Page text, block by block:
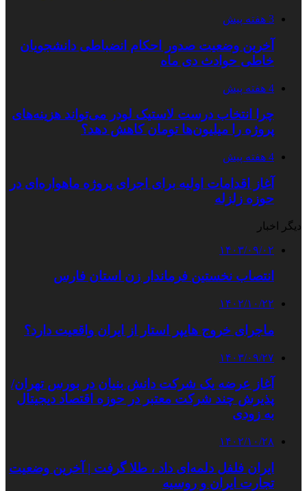
3 هفته پیش
آخرین وضعیت صدور احکام انضباطی دانشجویان
خاطی حوادث دی ماه
4 هفته پیش
چرا انتخاب درست لاستیک لودر می‌تواند هزینه‌های
پروژه را میلیون‌ها تومان کاهش دهد؟
4 هفته پیش
آغاز اقدامات اولیه برای اجرای پروژه ماهواره‌ای در
حوزه زلزله
دیگر اخبار
۱۴۰۳/۰۹/۰۲
انتصاب نخستین فرماندار زن استان فارس
۱۴۰۲/۱۰/۲۲
ماجرای خروج هایپر استار از ایران واقعیت دارد؟
۱۴۰۳/۰۹/۲۷
آغاز عرضه یک شرکت دانش بنیان در بورس تهران/
پذیرش چند شرکت معتبر در حوزه اقتصاد دیجیتال
به زودی
۱۴۰۲/۱۰/۲۸
ایران فلفل دلمه‌ای داد ، طلا گرفت | آخرین وضعیت
تجارت ایران و روسیه